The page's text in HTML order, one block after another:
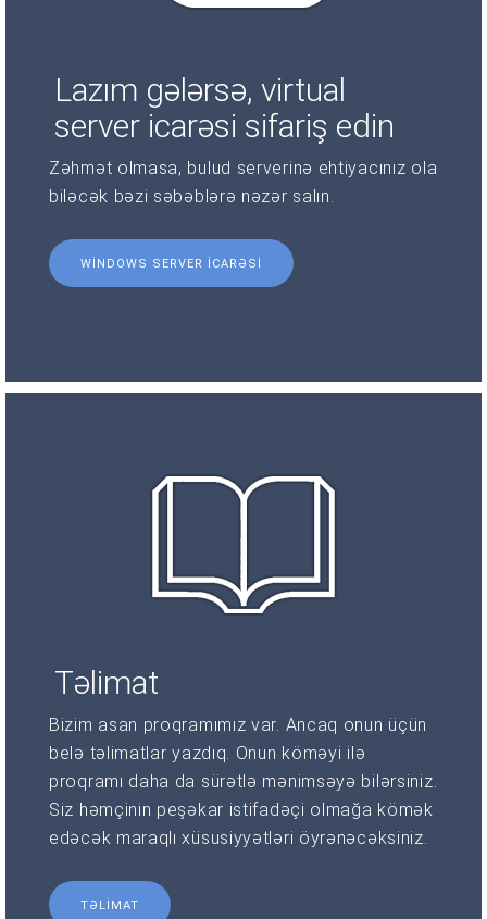
Lazım gələrsə, virtual
server icarəsi sifariş edin
Zəhmət olmasa, bulud serverinə ehtiyacınız ola
biləcək bəzi səbəblərə nəzər salın.
WINDOWS SERVER ICARƏSI
Təlimat
Bizim asan proqramımız var. Ancaq onun üçün
belə təlimatlar yazdıq. Onun köməyi ilə
proqramı daha da sürətlə mənimsəyə bilərsiniz.
Siz həmçinin peşəkar istifadəçi olmağa kömək
edəcək maraqlı xüsusiyyətləri öyrənəcəksiniz.
TƏLIMAT